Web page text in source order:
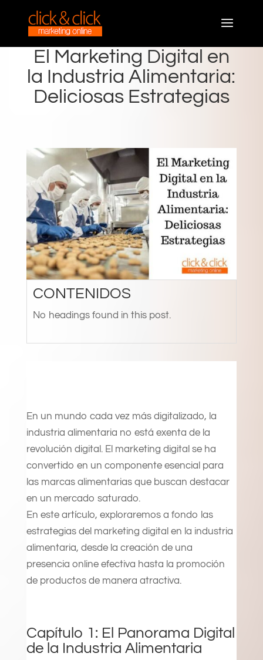
El Marketing Digital en
la Industria Alimentaria:
Deliciosas Estrategias
CONTENIDOS
No headings found in this post.
En un mundo cada vez más digitalizado, la
industria alimentaria no está exenta de la
revolución digital. El marketing digital se ha
convertido en un componente esencial para
las marcas alimentarias que buscan destacar
en un mercado saturado.
En este artículo, exploraremos a fondo las
estrategias del marketing digital en la industria
alimentaria, desde la creación de una
presencia online efectiva hasta la promoción
de productos de manera atractiva.
Capítulo 1: El Panorama Digital
de la Industria Alimentaria